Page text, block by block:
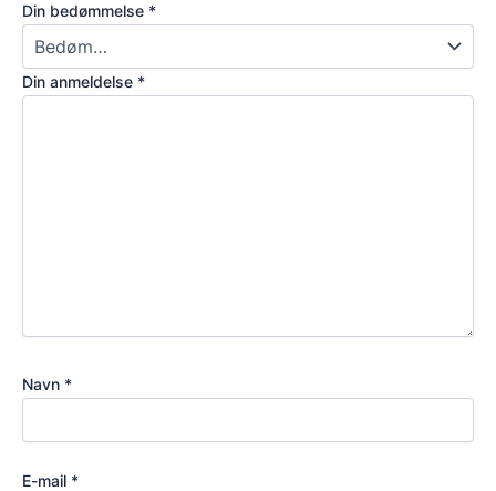
Din bedømmelse *
Din anmeldelse *
Navn *
E-mail *